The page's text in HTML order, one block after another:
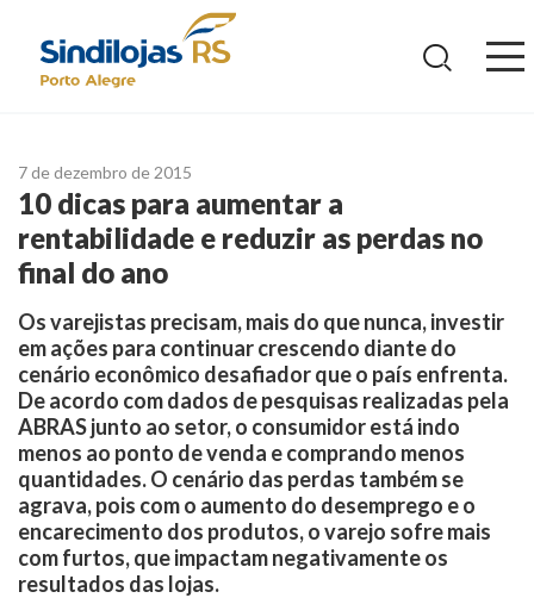
7 de dezembro de 2015
10 dicas para aumentar a
rentabilidade e reduzir as perdas no
final do ano
Os varejistas precisam, mais do que nunca, investir
em ações para continuar crescendo diante do
cenário econômico desafiador que o país enfrenta.
De acordo com dados de pesquisas realizadas pela
ABRAS junto ao setor, o consumidor está indo
menos ao ponto de venda e comprando menos
quantidades. O cenário das perdas também se
agrava, pois com o aumento do desemprego e o
encarecimento dos produtos, o varejo sofre mais
com furtos, que impactam negativamente os
resultados das lojas.